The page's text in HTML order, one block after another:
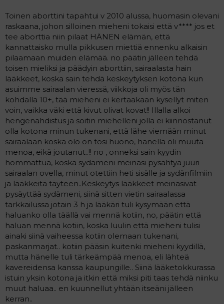
Toinen aborttini tapahtui v 2010 alussa, huomasin olevani
raskaana, johon silloinen mieheni tokaisi että v**** jos et
tee aborttia niin pilaat HÄNEN elämän, että
kannattaisko mulla pikkusen miettiä ennenku alkaisin
pilaamaan muiden elämää. no päätin jälleen tehdä
toisen mieliksi ja päädyin aborttiin, sairaalasta hain
lääkkeet, koska sain tehdä keskeytyksen kotona kun
asuimme sairaalan vieressä, viikkoja oli myös tän
kohdalla 10+, tää mieheni ei kertaakaan kysellyt miten
voin, vaikka väki että kivut olivat kovat!! Illalla alkoi
hengenahdistus ja soitin miehelleni jolla ei kiinnostanut
olla kotona minun tukenani, että lähe viemään minut
sairaalaan koska olo on tosi huono, hänellä oli muuta
menoa, eikä joutanut..!! no , onneksi sain kyydin
hommattua, koska sydämeni meinasi pysähtyä juuri
sairaalan ovella, minut otettiin heti sisälle ja sydänfilmiin
ja lääkkeitä täyteen..Keskeytys lääkkeet meinasivat
pysäyttää sydämeni, siinä sitten vietin sairaalassa
tarkkailussa jotain 3 h ja lääkäri tuli kysymään että
haluanko olla täällä vai mennä kotiin, no, päätin että
haluan mennä kotiin, koska luulin että mieheni tulisi
ainaki siinä vaiheessa kotiin olemaan tukenani,
paskanmarjat.. kotiin pääsin kuitenki mieheni kyydillä,
mutta hänelle tuli tärkeämpää menoa, eli lähteä
kavereidensa kanssa kaupungille.. Siinä lääketokkurassa
istuin yksin kotona ja itkin että miksi piti taas tehdä niinku
muut haluaa.. en kuunnellut yhtään itseäni jälleen
kerran..